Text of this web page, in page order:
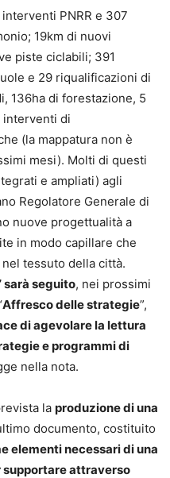
PNRR e 307
19km di nuovi
piste ciclabili; 391
e 29 riqualificazioni di
136ha di forestazione, 5
interventi di
(la mappatura non è
mesi). Molti di questi
e ampliati) agli
Regolatore Generale di
nuove progettualità a
in modo capillare che
tessuto della città.
sarà seguito, nei prossimi
Affresco delle strategie”,
di agevolare la lettura
e programmi di
nella nota.
la produzione di una
documento, costituito
elementi necessari di una
supportare attraverso